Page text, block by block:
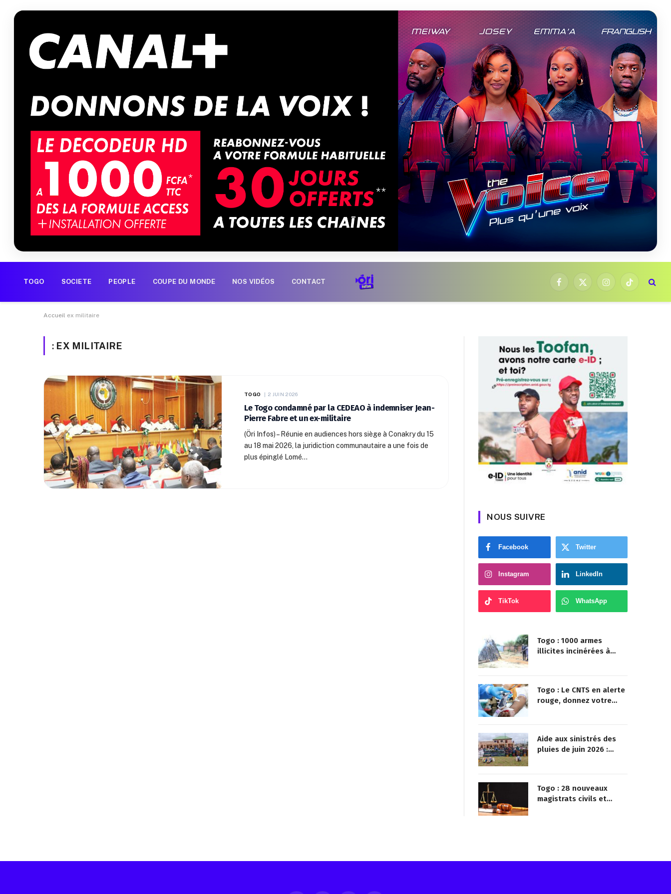
TOGO SOCIETE PEOPLE COUPE DU MONDE NOS VIDÉOS CONTACT
Facebook
X
InstagramTikTok
Accueil ex militaire
: EX MILITAIRE
TOGO 2 JUIN 2026
Le Togo condamné par la CEDEAO à indemniser Jean-
Pierre Fabre et un ex-militaire
(Öri Infos) – Réunie en audiences hors siège à Conakry du 15
au 18 mai 2026, la juridiction communautaire a une fois de
plus épinglé Lomé…
NOUS SUIVRE
Facebook Twitter
Instagram LinkedIn
TikTok WhatsApp
Togo : 1000 armes
illicites incinérées à
Togo : Le CNTS en alerte
rouge, donnez votre
Aide aux sinistrés des
pluies de juin 2026 :
Togo : 28 nouveaux
magistrats civils et